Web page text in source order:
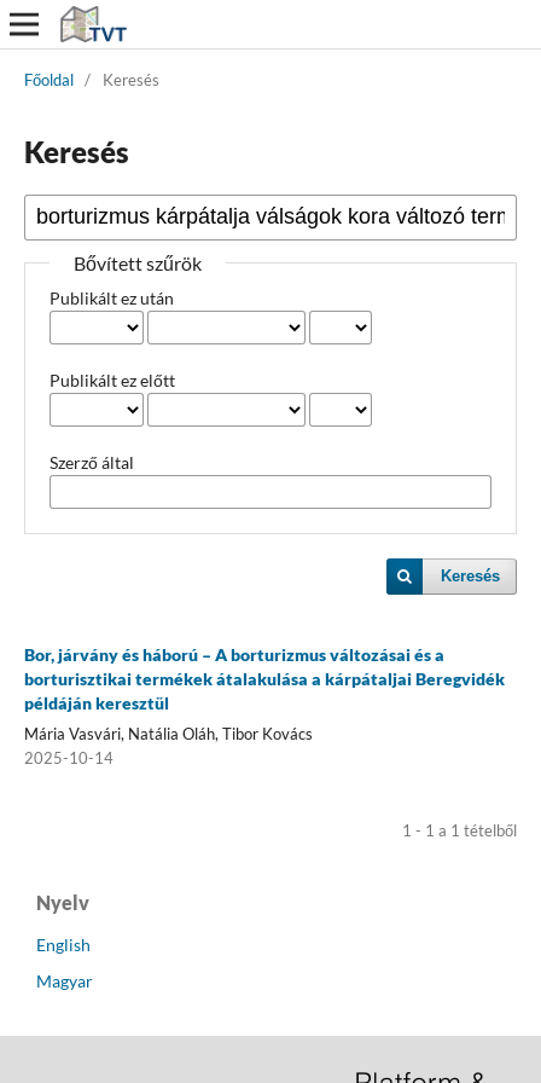
Főoldal / Keresés
Keresés
Bővített szűrök
Publikált ez után
Publikált ez előtt
Szerző által
Keresés
Bor, járvány és háború – A borturizmus változásai és a
borturisztikai termékek átalakulása a kárpátaljai Beregvidék
példáján keresztül
Mária Vasvári, Natália Oláh, Tibor Kovács
2025-10-14
1 - 1 a 1 tételből
Nyelv
English
Magyar